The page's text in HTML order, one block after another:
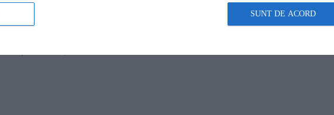
pentru apa;
parametri apa-aer: multiparametre, pH-metre, conductometre;
supraterane;
SUNT DE ACORD